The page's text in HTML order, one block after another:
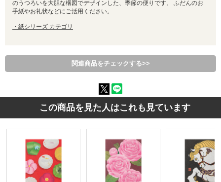
のうつろいを大胆な構図でデザインした、季節の便りです。 ふだんのお
手紙やお礼状などにご活用ください。
・紙シリーズ カテゴリ
関連商品をチェックする>>
この商品を見た人はこれも見ています